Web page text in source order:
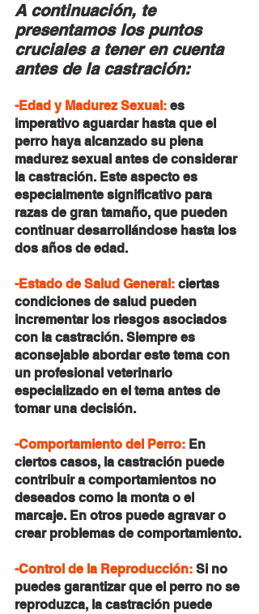
A continuación, te
presentamos los puntos
cruciales a tener en cuenta
antes de la castración:
-Edad y Madurez Sexual: es
imperativo aguardar hasta que el
perro haya alcanzado su plena
madurez sexual antes de considerar
la castración. Este aspecto es
especialmente significativo para
razas de gran tamaño, que pueden
continuar desarrollándose hasta los
dos años de edad.
-Estado de Salud General: ciertas
condiciones de salud pueden
incrementar los riesgos asociados
con la castración. Siempre es
aconsejable abordar este tema con
un profesional veterinario
especializado en el tema antes de
tomar una decisión.
-Comportamiento del Perro: En
ciertos casos, la castración puede
contribuir a comportamientos no
deseados como la monta o el
marcaje. En otros puede agravar o
crear problemas de comportamiento.
-Control de la Reproducción: Si no
puedes garantizar que el perro no se
reproduzca, la castración puede